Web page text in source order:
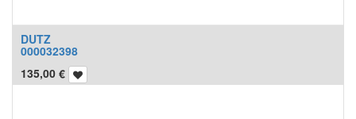
DUTZ
000032398
135,00 €